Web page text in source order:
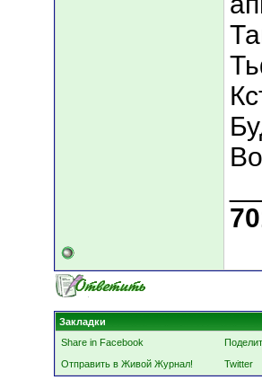
Закладки
Share in Facebook
Отправить в Живой Журнал!
Twitter